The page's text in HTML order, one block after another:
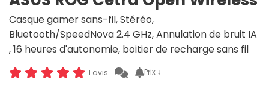
Casque gamer sans-fil, Stéréo,
Bluetooth/SpeedNova 2.4 GHz, Annulation de bruit IA
, 16 heures d'autonomie, boitier de recharge sans fil
1 avis Prix ↓